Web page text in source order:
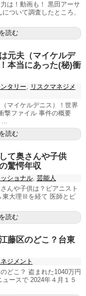
は！動画も！ 黒田アーサ
ついて調査したところ、
読む
元夫（マイケルデ
本当にあった(秘)衝
タリー, リスクマネジメ
マイケルデニス）！世界
撃ファイル 事件の概要
...
読む
て奥さんや子供
驚愕年収
ショナル, 芸能人
んや子供は？ピアニスト
大理Ⅲを経て 医師とピ
読む
藤区のどこ？台東
ジメント
どこ？ 盗まれた1040万円
ースで 2024年４月１５